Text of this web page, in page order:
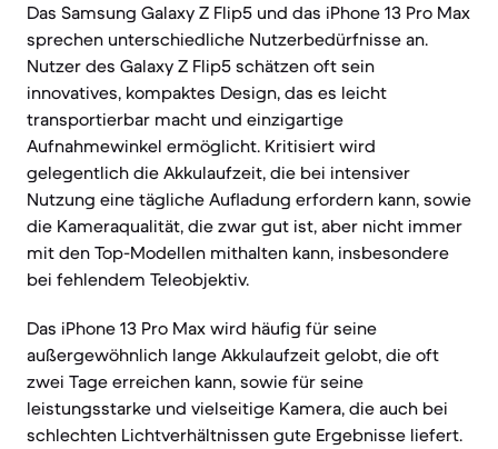
Das Samsung Galaxy Z Flip5 und das iPhone 13 Pro Max
sprechen unterschiedliche Nutzerbedürfnisse an.
Nutzer des Galaxy Z Flip5 schätzen oft sein
innovatives, kompaktes Design, das es leicht
transportierbar macht und einzigartige
Aufnahmewinkel ermöglicht. Kritisiert wird
gelegentlich die Akkulaufzeit, die bei intensiver
Nutzung eine tägliche Aufladung erfordern kann, sowie
die Kameraqualität, die zwar gut ist, aber nicht immer
mit den Top-Modellen mithalten kann, insbesondere
bei fehlendem Teleobjektiv.
Das iPhone 13 Pro Max wird häufig für seine
außergewöhnlich lange Akkulaufzeit gelobt, die oft
zwei Tage erreichen kann, sowie für seine
leistungsstarke und vielseitige Kamera, die auch bei
schlechten Lichtverhältnissen gute Ergebnisse liefert.